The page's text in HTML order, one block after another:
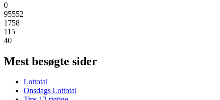
0
95552
1758
115
40
Mest besøgte sider
Lottotal
Onsdags Lottotal